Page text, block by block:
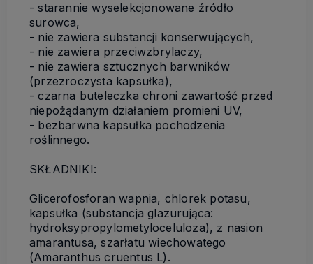
- starannie wyselekcjonowane źródło
surowca,
- nie zawiera substancji konserwujących,
- nie zawiera przeciwzbrylaczy,
- nie zawiera sztucznych barwników
(przezroczysta kapsułka),
- czarna buteleczka chroni zawartość przed
niepożądanym działaniem promieni UV,
- bezbarwna kapsułka pochodzenia
roślinnego.
SKŁADNIKI:
Glicerofosforan wapnia, chlorek potasu,
kapsułka (substancja glazurująca:
hydroksypropylometyloceluloza), z nasion
amarantusa, szarłatu wiechowatego
(Amaranthus cruentus L).